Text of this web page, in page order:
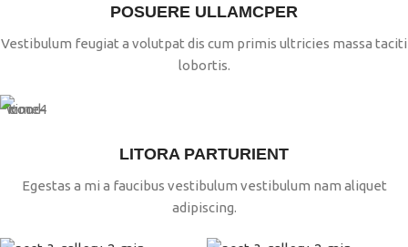
POSUERE ULLAMCPER
Vestibulum feugiat a volutpat dis cum primis ultricies massa taciti
lobortis.
LITORA PARTURIENT
Egestas a mi a faucibus vestibulum vestibulum nam aliquet
adipiscing.